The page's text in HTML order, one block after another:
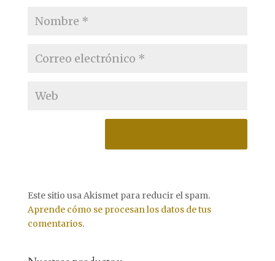
Este sitio usa Akismet para reducir el spam.
Aprende cómo se procesan los datos de tus
comentarios.